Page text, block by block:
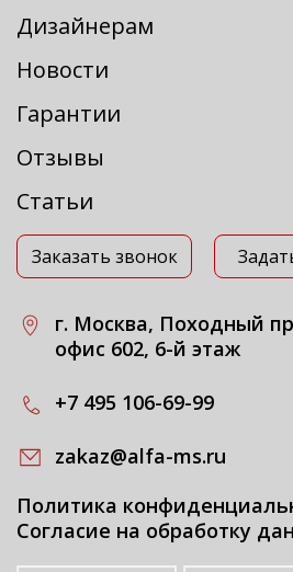
Дизайнерам
Новости
Гарантии
Отзывы
Статьи
Заказать звонок
г. Москва, Походный
офис 602, 6-й этаж
+7 495 106-69-99
zakaz@alfa-ms.ru
Политика
Согласие на обработку